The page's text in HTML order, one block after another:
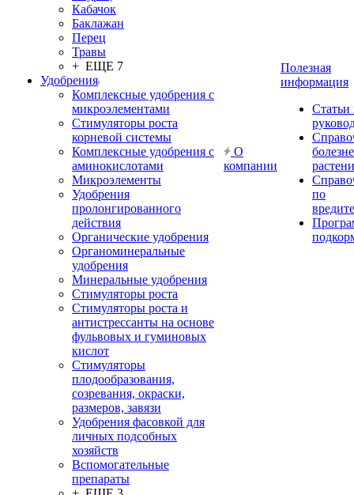
Кабачок
Баклажан
Перец
Травы
+ ЕЩЕ 7
Удобрения
Комплексные удобрения с
микроэлементами
Стимуляторы роста
корневой системы
Комплексные удобрения с
аминокислотами
Микроэлементы
Удобрения
пролонгированного
действия
Органические удобрения
Органоминеральные
удобрения
Минеральные удобрения
Стимуляторы роста
Стимуляторы роста и
антистрессанты на основе
фульвовых и гуминовых
кислот
Стимуляторы
плодообразования,
созревания, окраски,
размеров, завязи
Удобрения фасовкой для
личных подсобных
хозяйств
Вспомогательные
препараты
О
компании
Полезная
информация
Статьи
по